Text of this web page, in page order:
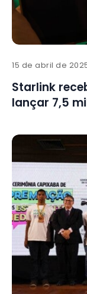
15 de abril de
Starlink
lançar 7,5